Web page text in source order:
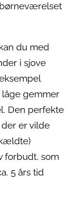
du med
i sjove
gemmer
Den perfekte
er vilde
forbudt, som
5 års tid